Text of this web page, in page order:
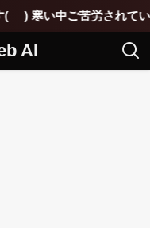
ていると思いますが1
AI